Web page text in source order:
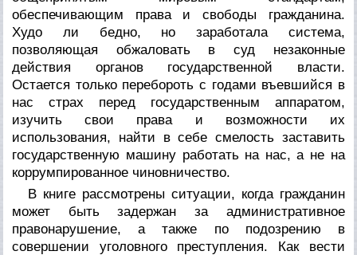
обеспечивающим права и свободы гражданина.
Худо ли бедно, но заработала система,
позволяющая обжаловать в суд незаконные
действия органов государственной власти.
Остается только перебороть с годами въевшийся в
нас страх перед государственным аппаратом,
изучить свои права и возможности их
использования, найти в себе смелость заставить
государственную машину работать на нас, а не на
коррумпированное чиновничество.
В книге рассмотрены ситуации, когда гражданин
может быть задержан за административное
правонарушение, а также по подозрению в
совершении уголовного преступления. Как вести